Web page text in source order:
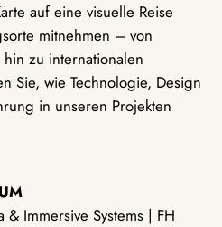
auf eine visuelle Reise
mitnehmen – von
zu internationalen
Sie, wie Technologie, Design
in unseren Projekten
Immersive Systems | FH